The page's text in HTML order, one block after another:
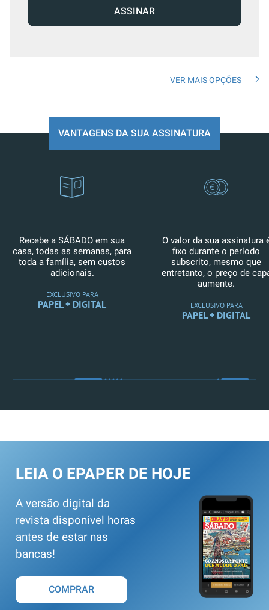
ASSINAR
VER MAIS OPÇÕES
VANTAGENS DA SUA ASSINATURA
Recebe a SÁBADO em sua
casa, todas as semanas, para
toda a família, sem custos
adicionais.
EXCLUSIVO PARA
PAPEL + DIGITAL
O valor da sua assinatura
fixo durante o período
subscrito, mesmo que
entretanto, o preço de
aumente.
EXCLUSIVO PARA
PAPEL + DIGITAL
LEIA O EPAPER DE HOJE
A versão digital da
revista disponível horas
antes de estar nas
bancas!
COMPRAR